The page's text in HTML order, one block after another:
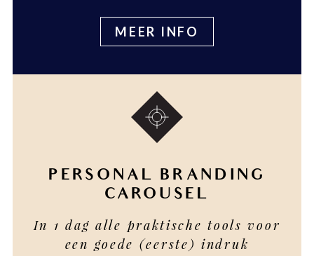
MEER INFO
PERSONAL BRANDING
CAROUSEL
In 1 dag alle praktische tools voor
een goede (eerste) indruk